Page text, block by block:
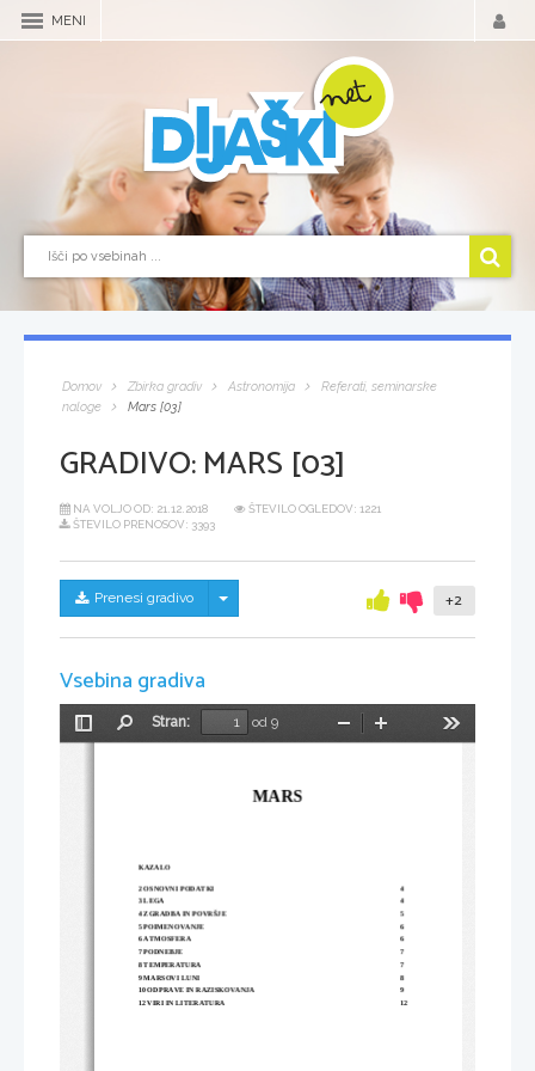
MENI
Domov Zbirka gradiv Astronomija
Referati, seminarske
naloge
Mars [03]
GRADIVO:MARS [03]
NA VOLJO OD: 21.12.2018
ŠTEVILO OGLEDOV: 1221
ŠTEVILO PRENOSOV: 3393
Prenesi gradivo Skrij/prikaži meni +2
Vsebina gradiva
Preklopi
Stran:
od 9
Pomanjšaj
MARS
KAZALO
2 OSNOVNI PODATKI
4
3 LEGA
4
4 ZGRADBA IN POVRŠJE
5
5 POIMENOVANJE
6
6 ATMOSFERA
6
7 PODNEBJE
7
8 TEMPERATURA
7
9 MARSOVI LUNI
8
10 ODPRAVE IN RAZISKOVANJA
9
12 VIRI IN LITERATURA
12